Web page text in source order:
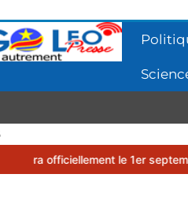
le 1er septembre 2026